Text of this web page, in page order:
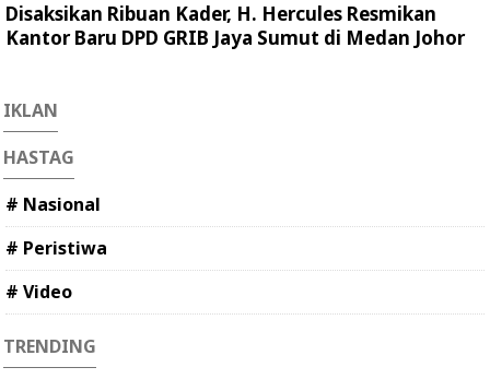
Disaksikan Ribuan Kader, H. Hercules Resmikan
Kantor Baru DPD GRIB Jaya Sumut di Medan Johor
IKLAN
HASTAG
# Nasional
# Peristiwa
# Video
TRENDING